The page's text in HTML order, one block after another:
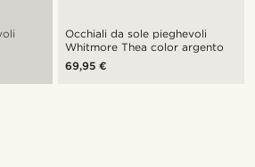
Occhiali da sole pieghevoli
Whitmore Thea color argento
69,95 €